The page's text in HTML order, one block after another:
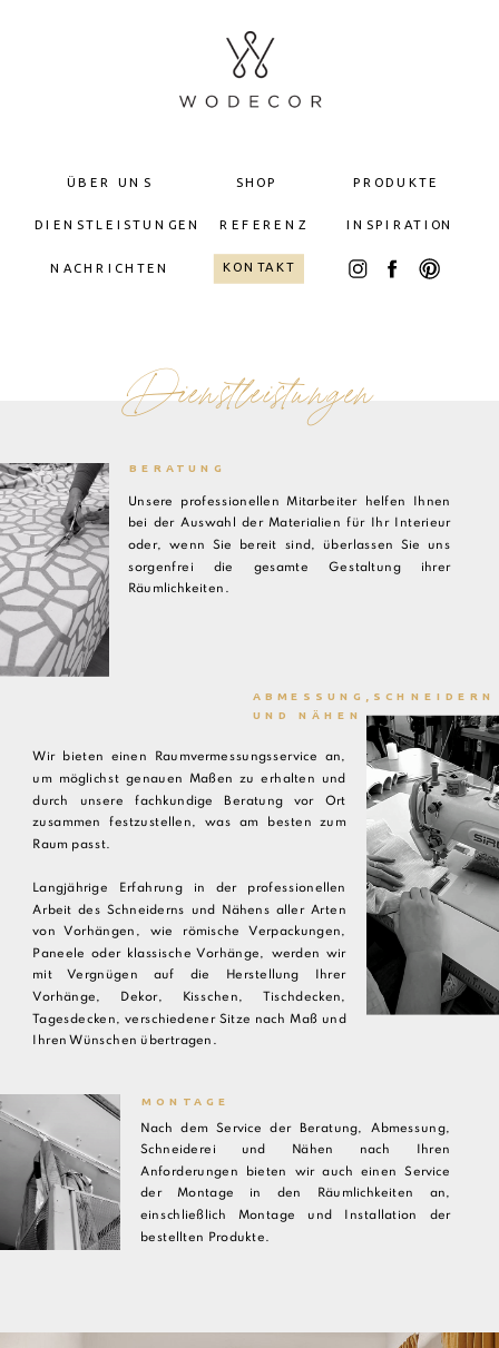
REFERENZ
PRODUKTE
SHOP
ÜBER UNS
DIENSTLEISTUNGEN
KONTAKT
NACHRICHTEN
INSPIRATION
Dienstleistungen
BERATUNG
Unsere professionellen Mitarbeiter helfen Ihnen
bei der Auswahl der Materialien für Ihr Interieur
oder, wenn Sie bereit sind, überlassen Sie uns
sorgenfrei die gesamte Gestaltung ihrer
Räumlichkeiten.
ABMESSUNG,SCHNEIDERN
UND NÄHEN
Wir bieten einen Raumvermessungsservice an,
um möglichst genauen Maßen zu erhalten und
durch unsere fachkundige Beratung vor Ort
zusammen festzustellen, was am besten zum
Raum passt.
Langjährige Erfahrung in der professionellen
Arbeit des Schneiderns und Nähens aller Arten
von Vorhängen, wie römische Verpackungen,
Paneele oder klassische Vorhänge, werden wir
mit Vergnügen auf die Herstellung Ihrer
Vorhänge, Dekor, Kisschen, Tischdecken,
Tagesdecken, verschiedener Sitze nach Maß und
Ihren Wünschen übertragen.
MONTAGE
Nach dem Service der Beratung, Abmessung,
Schneiderei und Nähen nach Ihren
Anforderungen bieten wir auch einen Service
der Montage in den Räumlichkeiten an,
einschließlich Montage und Installation der
bestellten Produkte.